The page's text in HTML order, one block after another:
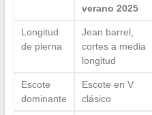
verano 2025
Longitud
de pierna
Jean barrel,
cortes a media
longitud
Escote
dominante
Escote en V
clásico